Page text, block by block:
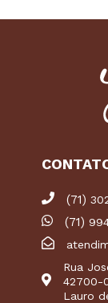
(71)
(71)
Rua
42700-
Lauro